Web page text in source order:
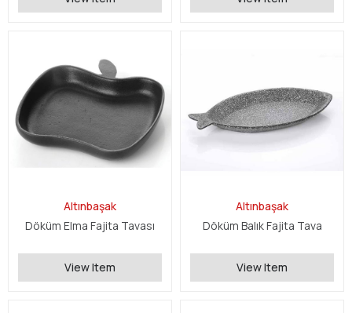
Altınbaşak
Döküm Elma Fajita Tavası
View Item
Altınbaşak
Döküm Balık Fajita Tava
View Item